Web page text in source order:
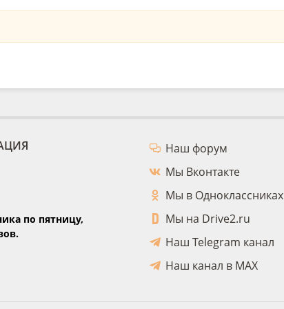
по пятницу,
Наш форум
Мы Вконтакте
Мы в Одноклассниках
Мы на Drive2.ru
Наш Telegram канал
Наш канал в MAX